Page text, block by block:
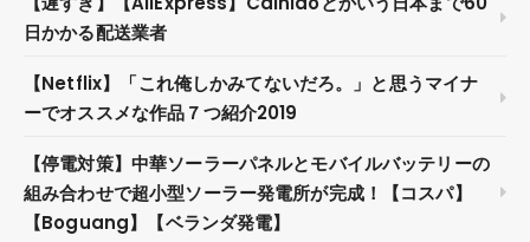
日かかる配送業者
【Netflix】「これ俺しかみてないだろ。」と思うマイナ
ーでオススメな作品７つ紹介2019
【停電対策】中華ソーラーパネルとモバイルバッテリーの
組み合わせで超小型ソーラー発電所が完成！【コスパ】
【Boguang】【ベランダ発電】